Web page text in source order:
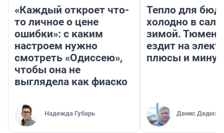
«Каждый откроет что-
то личное о цене
ошибки»: с каким
настроем нужно
смотреть «Одиссею»,
чтобы она не
выглядела как фиаско
Надежда Губарь
Тепло для
холодно в
зимой.
ездит на
плюсы и
Денис